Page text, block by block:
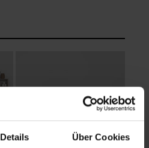
Details Über Cookies